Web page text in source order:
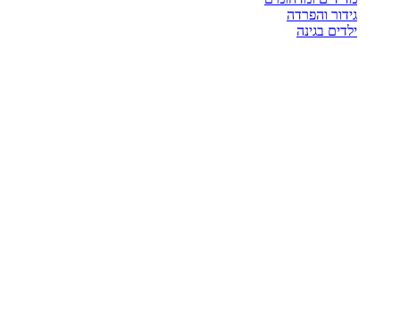
גידור והפרדה
ילדים בגינה